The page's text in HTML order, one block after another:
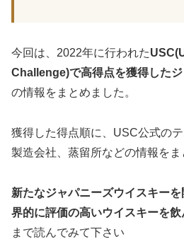
今回は、2022年に行われた
Challenge)で高得点を獲得した
の情報をまとめました。
獲得した得点順に、USC公式の
製造会社、蒸留所などの情報をま
新たなジャパニーズウイスキー
界的に評価の高いウイスキーを飲
まで読んでみて下さい